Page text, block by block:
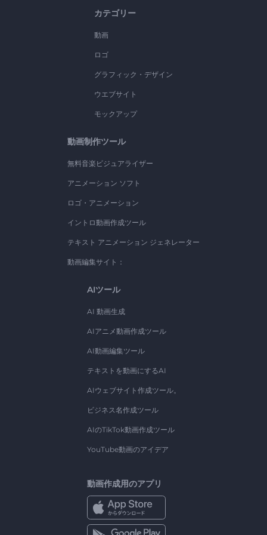
カテゴリー
動画
ロゴ
グラフィック・デザイン
ウエブサイト
モックアップ
動画制作ツール
無料音楽ビジュアライザー
アニメーション ソフト
ロゴ・アニメーション
イントロ動画作成ツール
テキスト アニメーション ジェネレーター
動画編集サイト：
AIツール
AI 動画生成
AIアニメ動画作成ツール
AI動画編集ツール
テキストを動画にするAI
AIウェブサイト作成ツール。
ビジネス名作成ツール
AIのTikTok動画作成ツール
YouTube動画のアイデア
動画作成用のアプリ